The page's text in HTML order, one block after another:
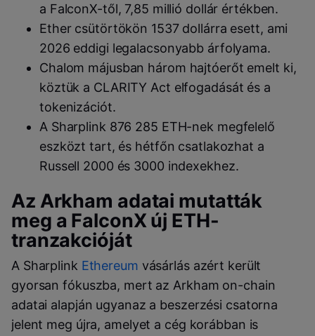
a FalconX-től, 7,85 millió dollár értékben.
Ether csütörtökön 1537 dollárra esett, ami
2026 eddigi legalacsonyabb árfolyama.
Chalom májusban három hajtóerőt emelt ki,
köztük a CLARITY Act elfogadását és a
tokenizációt.
A Sharplink 876 285 ETH-nek megfelelő
eszközt tart, és hétfőn csatlakozhat a
Russell 2000 és 3000 indexekhez.
Az Arkham adatai mutatták
meg a FalconX új ETH-
tranzakcióját
A Sharplink Ethereum vásárlás azért került
gyorsan fókuszba, mert az Arkham on-chain
adatai alapján ugyanaz a beszerzési csatorna
jelent meg újra, amelyet a cég korábban is